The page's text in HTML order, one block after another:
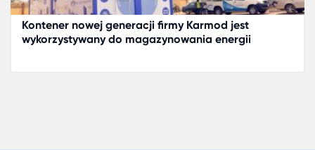
Projekt Ice Cabin w Erytrei